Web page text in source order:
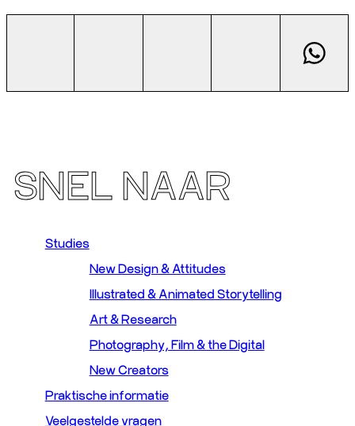
SNEL NAAR
Studies
New Design & Attitudes
Illustrated & Animated Storytelling
Art & Research
Photography, Film & the Digital
New Creators
Praktische informatie
Veelgestelde vragen